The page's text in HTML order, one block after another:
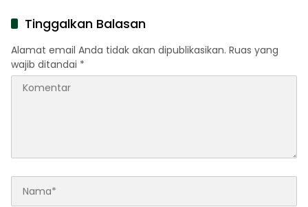
Tinggalkan Balasan
Alamat email Anda tidak akan dipublikasikan. Ruas yang
wajib ditandai *